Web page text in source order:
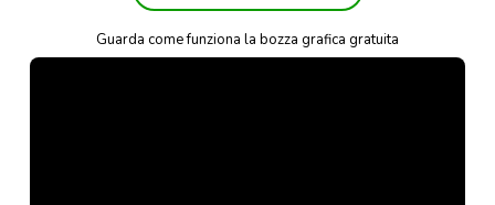
Guarda come funziona la bozza grafica gratuita